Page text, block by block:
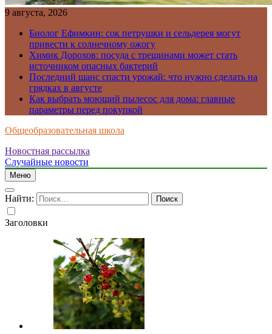
9 августа, 2026
Биолог Ефимкин: сок петрушки и сельдерея могут
привести к солнечному ожогу
Химик Дорохов: посуда с трещинами может стать
источником опасных бактерий
Последний шанс спасти урожай: что нужно сделать на
грядках в августе
Как выбрать моющий пылесос для дома: главные
параметры перед покупкой
Общеобразовательная школа
Новостная рассылка
Случайные новости
Меню
Найти:
Заголовки